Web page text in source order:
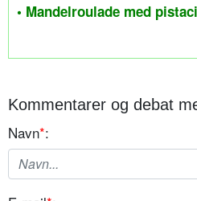
• Mandelroulade med
Kommentarer og debat
Navn*: